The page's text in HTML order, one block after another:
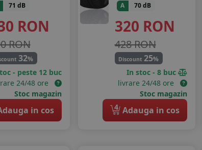
71 dB
RON
RON
32%
- peste 12 buc
24/48 ore
Stoc magazin
in cos
A 70 dB
320 RON
428 RON
Discount 25%
In stoc - 8 buc
livrare 24/48 ore
Stoc magazin
4 Adauga in cos